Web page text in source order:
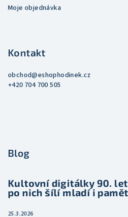
Moje objednávka
Kontakt
obchod@eshophodinek.cz
+420 704 700 505
Blog
Kultovní digitálky 90.
po nich šílí mladí i
25.3.2026